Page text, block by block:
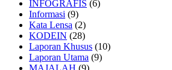
INFOGRAFIS (6)
Informasi (9)
Kata Lensa (2)
KODEIN (28)
Laporan Khusus (10)
Laporan Utama (9)
MAJALAH (9)